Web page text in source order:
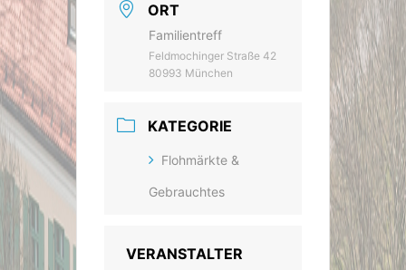
ORT
Familientreff
Feldmochinger Straße 42
80993 München
KATEGORIE
Flohmärkte &
Gebrauchtes
VERANSTALTER